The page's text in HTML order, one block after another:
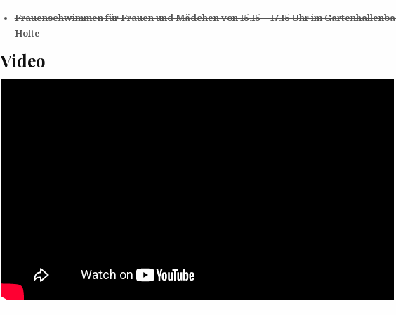
Frauenschwimmen für Frauen und Mädchen von 15.15 – 17.15 Uhr im
Holte
Video